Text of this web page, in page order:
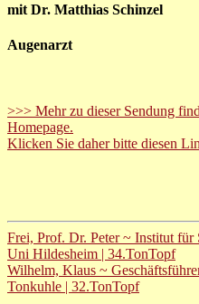
mit Dr. Matthias Schinzel
Augenarzt
>>> Mehr zu dieser Sendung
Homepage.
Klicken Sie daher bitte diesen
Frei, Prof. Dr. Peter ~ Institut für
Uni Hildesheim | 34.TonTopf
Wilhelm, Klaus ~
Tonkuhle | 32.TonTopf